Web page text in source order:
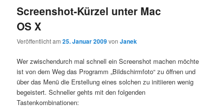
wechseln
Screenshot-Kürzel unter Mac
OS X
Veröffentlicht am25. Januar 2009vonJanek
Wer zwischendurch mal schnell ein Screenshot machen möchte
ist von dem Weg das Programm „Bildschirmfoto“ zu öffnen und
über das Menü die Erstellung eines solchen zu initiieren wenig
begeistert. Schneller gehts mit den folgenden
Tastenkombinationen: